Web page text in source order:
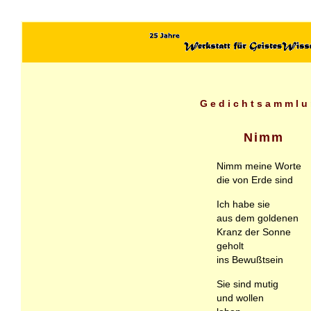
Nimm
Nimm meine Worte
die von Erde sind
Ich habe sie
aus dem goldenen
Kranz der Sonne
geholt
ins Bewußtsein
Sie sind mutig
und wollen